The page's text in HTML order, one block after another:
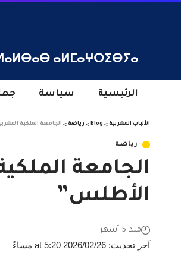
ⴰⵍⵎⴰⵖⵔⵉⴱⵢⴰ
الرئيسية سياسة
الألباب المغربية >
Blog
> رياضة > الجامعة الملكية
رياضة
الجامعة
الأطلس”
آخر تحديث: 2026/02/26 at 5:20 مساءً
منذ 5 أشهر